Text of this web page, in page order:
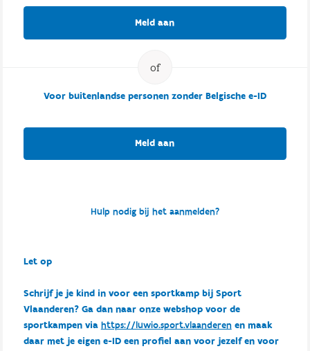
Meld aan
Voor buitenlandse personen zonder Belgische e-ID
Meld aan
Hulp nodig bij het aanmelden?
Let op
Schrijf je je kind in voor een sportkamp bij Sport
Vlaanderen? Ga dan naar onze webshop voor de
sportkampen via https://luwio.sport.vlaanderenen maak
daar met je eigen e-ID een profiel aan voor jezelf en voor